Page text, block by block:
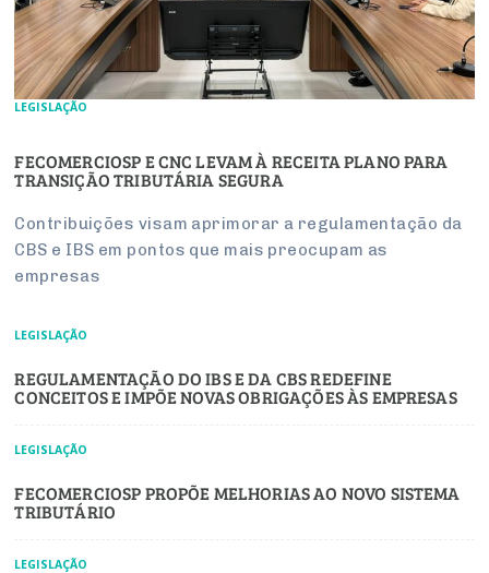
LEGISLAÇÃO
FECOMERCIOSP E CNC LEVAM À RECEITA PLANO PARA
TRANSIÇÃO TRIBUTÁRIA SEGURA
Contribuições visam aprimorar a regulamentação da
CBS e IBS em pontos que mais preocupam as
empresas
LEGISLAÇÃO
REGULAMENTAÇÃO DO IBS E DA CBS REDEFINE
CONCEITOS E IMPÕE NOVAS OBRIGAÇÕES ÀS EMPRESAS
LEGISLAÇÃO
FECOMERCIOSP PROPÕE MELHORIAS AO NOVO SISTEMA
TRIBUTÁRIO
LEGISLAÇÃO